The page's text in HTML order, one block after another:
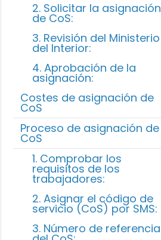
2. Solicitar la asignación
de CoS:
3. Revisión del Ministerio
del Interior:
4. Aprobación de la
asignación:
Costes de asignación de
CoS
Proceso de asignación de
CoS
1. Comprobar los
requisitos de los
trabajadores:
2. Asignar el código de
servicio (CoS) por SMS:
3. Número de referencia